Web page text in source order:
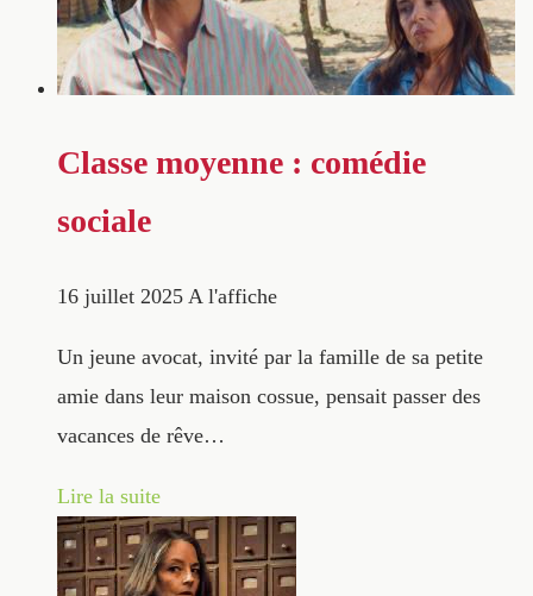
Classe moyenne : comédie
sociale
16 juillet 2025 A l'affiche
Un jeune avocat, invité par la famille de sa petite
amie dans leur maison cossue, pensait passer des
vacances de rêve…
Lire la suite